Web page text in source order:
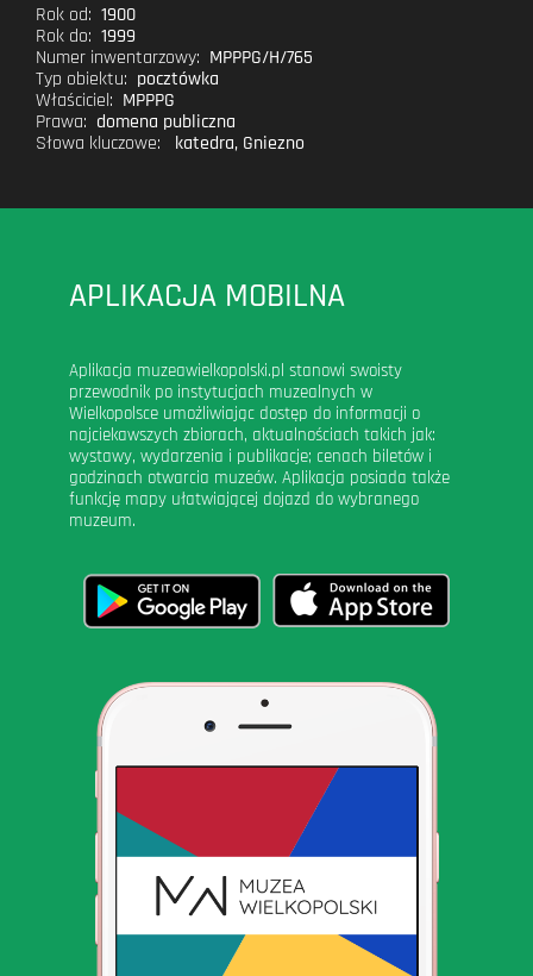
Rok od: 1900
Rok do: 1999
Numer inwentarzowy: MPPPG/H/765
Typ obiektu: pocztówka
Właściciel: MPPPG
Prawa: domena publiczna
Słowa kluczowe:
katedra, Gniezno
APLIKACJA MOBILNA
Aplikacja muzeawielkopolski.pl stanowi swoisty
przewodnik po instytucjach muzealnych w
Wielkopolsce umożliwiając dostęp do informacji o
najciekawszych zbiorach, aktualnościach takich jak:
wystawy, wydarzenia i publikacje; cenach biletów i
godzinach otwarcia muzeów. Aplikacja posiada także
funkcję mapy ułatwiającej dojazd do wybranego
muzeum.